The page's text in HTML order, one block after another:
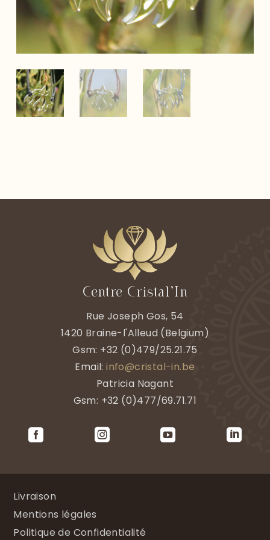
Centre Cristal’In
Rue Joseph Gos, 54
1420 Braine-l'Alleud (Belgium)
Gsm: +32 (0)479/25.21.75
Email:info@cristal-in.be
Patricia Nagant
Gsm: +32 (0)477/69.71.71
   
Livraison
Mentions légales
Politique de Confidentialité